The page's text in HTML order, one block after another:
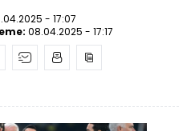
- 17:07
08.04.2025 - 17:17